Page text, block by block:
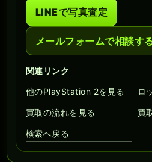
LINEで写真査定
メールフォームで相談す
関連リンク
他のPlayStation 2を見る
ロ
買取の流れを見る 買
検索へ戻る